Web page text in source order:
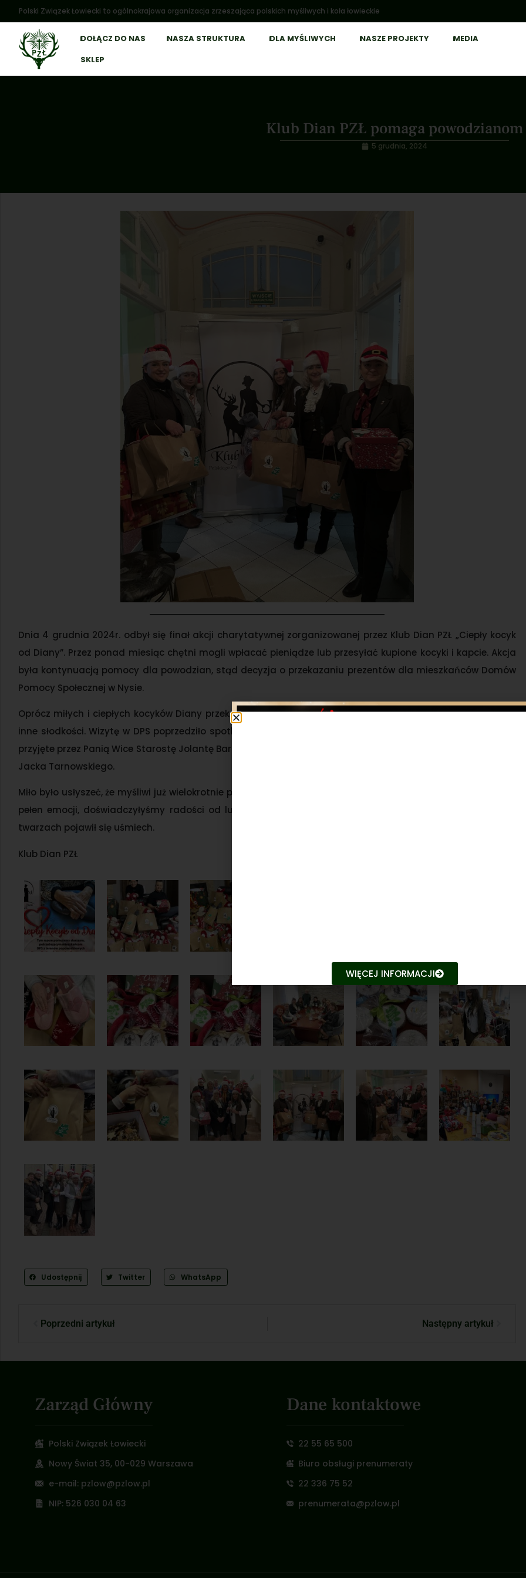
Polski Związek Łowiecki to ogólnokrajowa organizacja zrzeszająca polskich myśliwych i koła łowieckie
DOŁĄCZ DO NAS NASZA STRUKTURA DLA MYŚLIWYCH NASZE PROJEKTY
MEDIA
SKLEP
Klub Dian PZŁ pomaga powodzianom
5 grudnia, 2024
Dnia 4 grudnia 2024r. odbył się finał akcji charytatywnej zorganizowanej przez Klub Dian PZŁ „Ciepły kocyk
od Diany”. Przez ponad miesiąc chętni mogli wpłacać pieniądze lub przesyłać kupione kocyki i kapcie. Akcja
była kontynuacją pomocy dla powodzian, stąd decyzja o przekazaniu prezentów dla mieszkańców Domów
Pomocy Społecznej w Nysie.
Oprócz miłych i ciepłych kocyków Diany przekazały przepyszne pasztety z dziczyzny, świąteczne pierniczki i
inne słodkości. Wizytę w DPS poprzedziło spotkanie w Starostwie Powiatowym w Nysie, gdzie Diany zostały
przyjęte przez Panią Wice Starostę Jolantę Barską i Naczelnika Wydziału Rolnego i Ochrony Środowiska Pana
Jacka Tarnowskiego.
Miło było usłyszeć, że myśliwi już wielokrotnie pomagali i na brać łowiecką można zawsze liczyć. To był dzień
pełen emocji, doświadczyłyśmy radości od ludzi, o których często już nikt nie pamięta, na ich zbolałych
twarzach pojawił się uśmiech.
Klub Dian PZŁ
Udostępnij Twitter WhatsApp
Poprzedni artykuł Następny artykuł
Zarząd Główny
Polski Związek Łowiecki
Nowy Świat 35, 00-029 Warszawa
e-mail: pzlow@pzlow.pl
NIP: 526 030 04 63
Dane kontaktowe
22 55 65 500
Biuro obsługi prenumeraty
22 336 75 52
prenumerata@pzlow.pl
WIĘCEJ INFORMACJI